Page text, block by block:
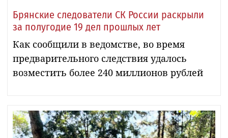
Брянские следователи СК России раскрыли
за полугодие 19 дел прошлых лет
Как сообщили в ведомстве, во время
предварительного следствия удалось
возместить более 240 миллионов рублей